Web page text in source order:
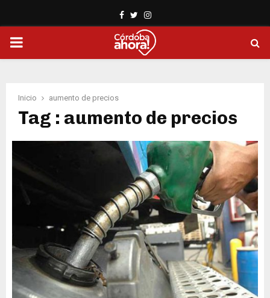
Facebook
TwitterInstagram
PRIMARY
Inicio aumento de precios
Tag : aumento de precios